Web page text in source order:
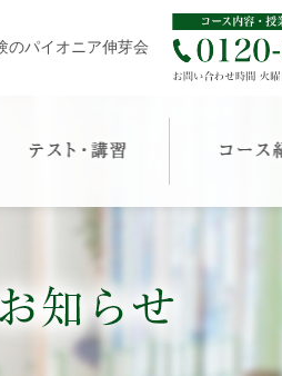
のパイオニア伸芽会